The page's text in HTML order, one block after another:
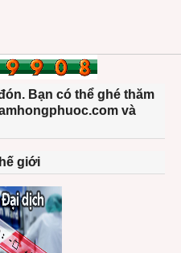
Bạn có thể ghé thăm
và
giới